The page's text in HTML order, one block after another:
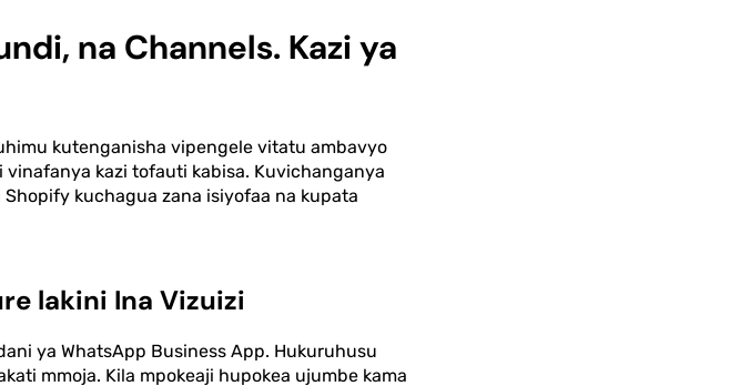
na Channels. Kazi ya
kutenganisha vipengele vitatu ambavyo
kazi tofauti kabisa. Kuvichanganya
kuchagua zana isiyofaa na kupata
lakini Ina Vizuizi
ya WhatsApp Business App. Hukuruhusu
mmoja. Kila mpokeaji hupokea ujumbe kama